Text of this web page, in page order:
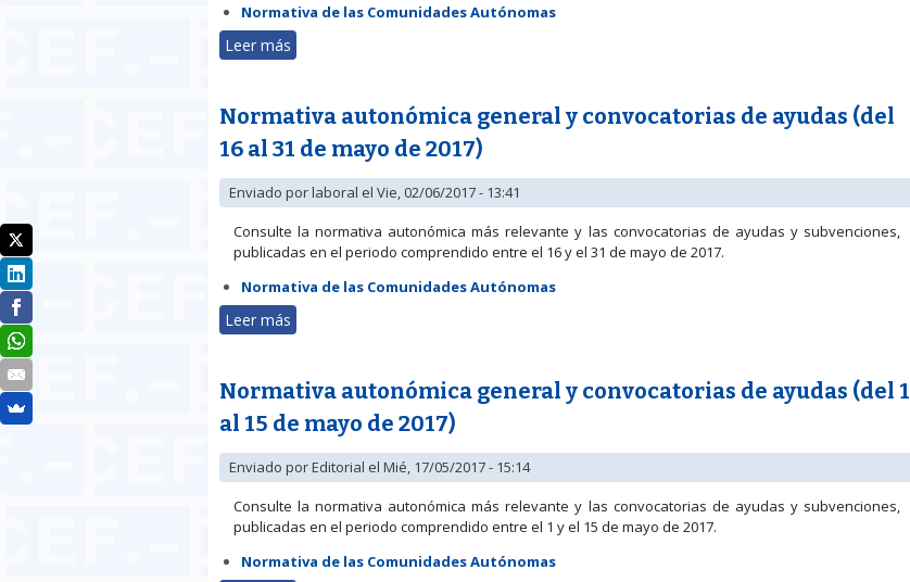
Normativa de las Comunidades Autónomas
Leer más
Normativa autonómica general y convocatorias de ayudas (del
16 al 31 de mayo de 2017)
Enviado porlaboral el Vie, 02/06/2017 - 13:41
Consulte la normativa autonómica más relevante y las convocatorias de ayudas y subvenciones,
publicadas en el periodo comprendido entre el 16 y el 31 de mayo de 2017.
Normativa de las Comunidades Autónomas
Leer más
Normativa autonómica general y convocatorias de ayudas (del 1
al 15 de mayo de 2017)
Enviado porEditorial el Mié, 17/05/2017 - 15:14
Consulte la normativa autonómica más relevante y las convocatorias de ayudas y subvenciones,
publicadas en el periodo comprendido entre el 1 y el 15 de mayo de 2017.
Normativa de las Comunidades Autónomas